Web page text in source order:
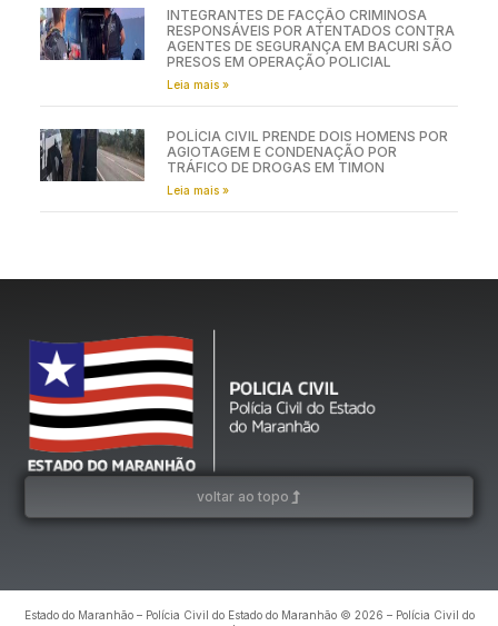
INTEGRANTES DE FACÇÃO CRIMINOSA
RESPONSÁVEIS POR ATENTADOS CONTRA
AGENTES DE SEGURANÇA EM BACURI SÃO
PRESOS EM OPERAÇÃO POLICIAL
Leia mais »
POLÍCIA CIVIL PRENDE DOIS HOMENS POR
AGIOTAGEM E CONDENAÇÃO POR
TRÁFICO DE DROGAS EM TIMON
Leia mais »
voltar ao topo
Estado do Maranhão – Polícia Civil do Estado do Maranhão © 2026 – Polícia Civil do